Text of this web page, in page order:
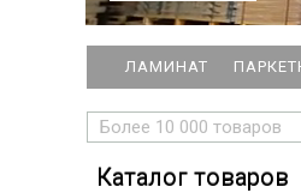
ЛАМИНАТ
Каталог товаров